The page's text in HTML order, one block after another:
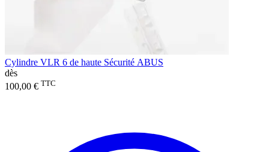
Cylindre VLR 6 de haute Sécurité ABUS
dès
100,00 € TTC